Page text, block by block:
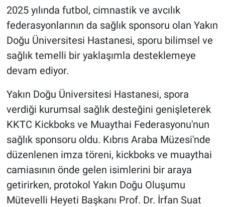
2025 yılında futbol, cimnastik ve avcılık
federasyonlarının da sağlık sponsoru olan Yakın
Doğu Üniversitesi Hastanesi, sporu bilimsel ve
sağlık temelli bir yaklaşımla desteklemeye
devam ediyor.
Yakın Doğu Üniversitesi Hastanesi, spora
verdiği kurumsal sağlık desteğini genişleterek
KKTC Kickboks ve Muaythai Federasyonu'nun
sağlık sponsoru oldu. Kıbrıs Araba Müzesi'nde
düzenlenen imza töreni, kickboks ve muaythai
camiasının önde gelen isimlerini bir araya
getirirken, protokol Yakın Doğu Oluşumu
Mütevelli Heyeti Başkanı Prof. Dr. İrfan Suat